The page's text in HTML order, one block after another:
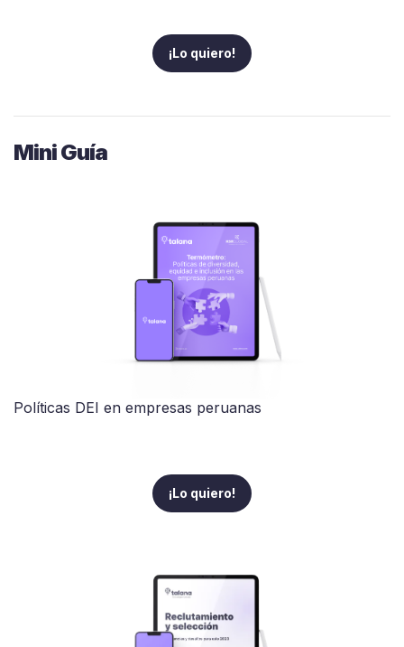
¡Lo quiero!
Mini Guía
Políticas DEI en empresas peruanas
¡Lo quiero!